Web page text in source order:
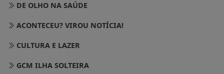
DE OLHO NA SAÚDE
ACONTECEU? VIROU NOTÍCIA!
CULTURA E LAZER
GCM ILHA SOLTEIRA